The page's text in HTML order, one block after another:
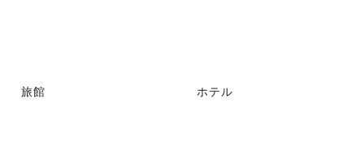
旅館 ホテル